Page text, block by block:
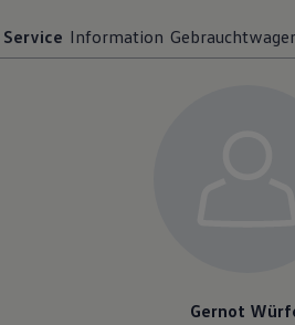
Service Information
Gernot